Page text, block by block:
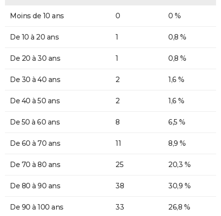
Moins de 10 ans 0 0 %
De 10 à 20 ans 1 0,8 %
De 20 à 30 ans 1 0,8 %
De 30 à 40 ans 2 1,6 %
De 40 à 50 ans 2 1,6 %
De 50 à 60 ans 8 6,5 %
De 60 à 70 ans 11 8,9 %
De 70 à 80 ans 25 20,3 %
De 80 à 90 ans 38 30,9 %
De 90 à 100 ans 33 26,8 %